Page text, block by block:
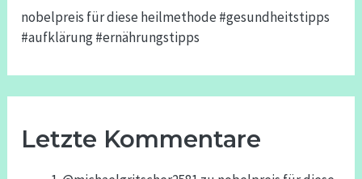
nobelpreis für diese heilmethode #gesundheitstipps
#aufklärung #ernährungstipps
Letzte Kommentare